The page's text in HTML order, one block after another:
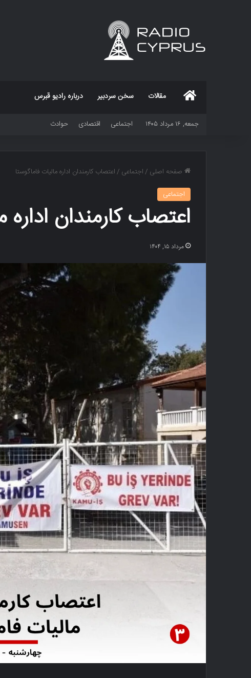
مقالات سخن سردبیر درباره رادیو قبرس
جمعه, ۱۶ مرداد ۱۴۰۵ اجتماعی اقتصادی حوادث
صفحه اصلی /اجتماعی /اعتصاب کارمندان اداره مالیات فاماگوستا
اجتماعی
اعتصاب کارمندان اداره
مرداد ۱۵, ۱۴۰۴